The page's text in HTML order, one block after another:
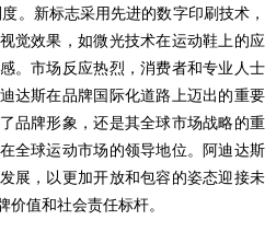
。新标志采用先进的数字印刷技术，
觉效果，如微光技术在运动鞋上的应
。市场反应热烈，消费者和专业人士
达斯在品牌国际化道路上迈出的重要
品牌形象，还是其全球市场战略的重
全球运动市场的领导地位。阿迪达斯
展，以更加开放和包容的姿态迎接未
值和社会责任标杆。